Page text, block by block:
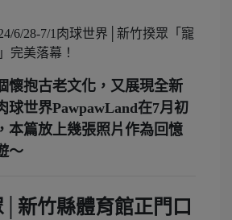
懷抱古老文化，又展現全新
球世界PawpawLand在7月初
本篇放上幾張照片作為回憶
～
│新竹縣體育館正門口